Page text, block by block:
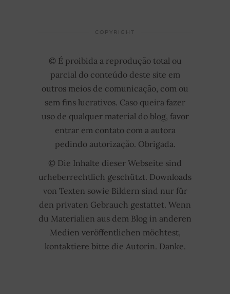
COPYRIGHT
© É proibida a reprodução total ou
parcial do conteúdo deste site em
outros meios de comunicação, com ou
sem fins lucrativos. Caso queira fazer
uso de qualquer material do blog, favor
entrar em contato com a autora
pedindo autorização. Obrigada.
© Die Inhalte dieser Webseite sind
urheberrechtlich geschützt. Downloads
von Texten sowie Bildern sind nur für
den privaten Gebrauch gestattet. Wenn
du Materialien aus dem Blog in anderen
Medien veröffentlichen möchtest,
kontaktiere bitte die Autorin. Danke.